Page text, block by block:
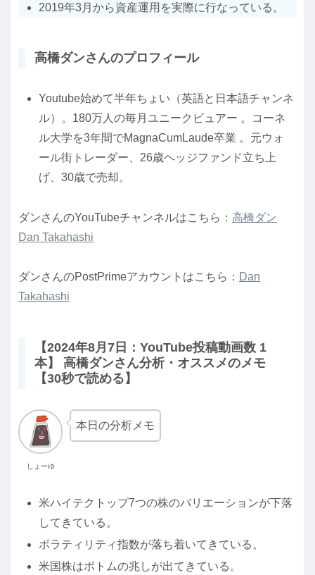
2019年3月から資産運用を実際に行なっている。
高橋ダンさんのプロフィール
Youtube始めて半年ちょい（英語と日本語チャンネ
ル）。180万人の毎月ユニークビュアー 。コーネ
ル大学を3年間でMagnaCumLaude卒業 。元ウォ
ール街トレーダー、26歳ヘッジファンド立ち上
げ、30歳で売却。
ダンさんのYouTubeチャンネルはこちら： 高橋ダン
Dan Takahashi
ダンさんのPostPrimeアカウントはこちら： Dan
Takahashi
【2024年8月7日：YouTube投稿動画数 1
本】 高橋ダンさん分析・オススメのメモ
【30秒で読める】
しょーゆ
本日の分析メモ
米ハイテクトップ7つの株のバリエーションが下落
してきている。
ボラティリティ指数が落ち着いてきている。
米国株はボトムの兆しが出てきている。